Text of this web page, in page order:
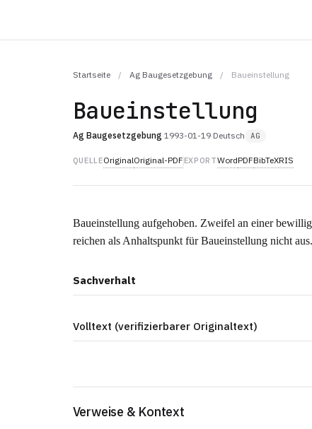
Startseite / Ag Baugesetzgebung / Baueinstellung
Baueinstellung
Ag Baugesetzgebung·1993-01-19·Deutsch AG
QUELLEOriginalOriginal-PDF EXPORTWordPDFBibTeXRIS
Baueinstellung aufgehoben. Zweifel an einer
reichen als Anhaltspunkt für Baueinstellung nicht aus.
Sachverhalt
Volltext (verifizierbarer Originaltext)
Verweise & Kontext